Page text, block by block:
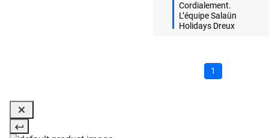
Cordialement.
L’équipe Salaün
Holidays Dreux
1